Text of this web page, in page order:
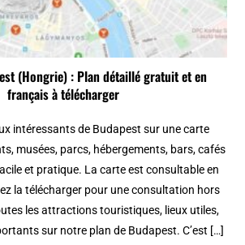
(Hongrie) : Plan détaillé gratuit et en
français à télécharger
intéressants de Budapest sur une carte
musées, parcs, hébergements, bars, cafés
et pratique. La carte est consultable en
la télécharger pour une consultation hors
les attractions touristiques, lieux utiles,
sur notre plan de Budapest. C’est […]